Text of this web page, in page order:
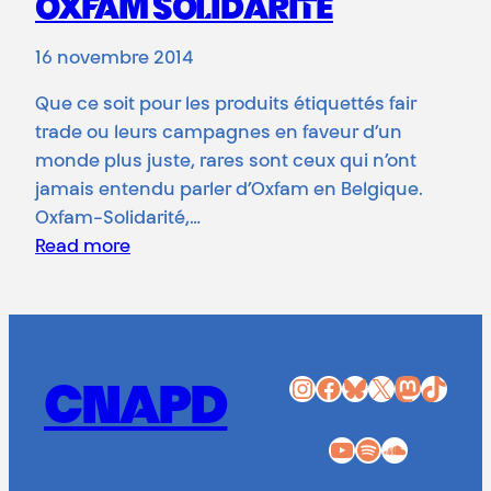
OXFAM SOLIDARITÉ
16 novembre 2014
Que ce soit pour les produits étiquettés fair
trade ou leurs campagnes en faveur d’un
monde plus juste, rares sont ceux qui n’ont
jamais entendu parler d’Oxfam en Belgique.
Oxfam-Solidarité,…
Read more
CNAPD InstagramFacebook Bluesky X Mastodon TikTok
YouTube Spotify SoundCloud